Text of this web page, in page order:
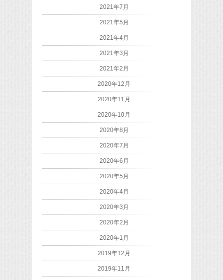
2021年7月
2021年5月
2021年4月
2021年3月
2021年2月
2020年12月
2020年11月
2020年10月
2020年8月
2020年7月
2020年6月
2020年5月
2020年4月
2020年3月
2020年2月
2020年1月
2019年12月
2019年11月